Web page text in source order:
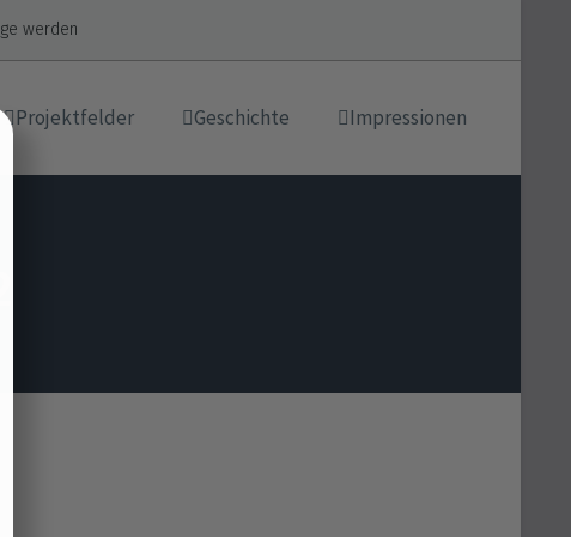
werden
Projektfelder Geschichte Impressionen
die es uns als
Website
Sie in der
zum